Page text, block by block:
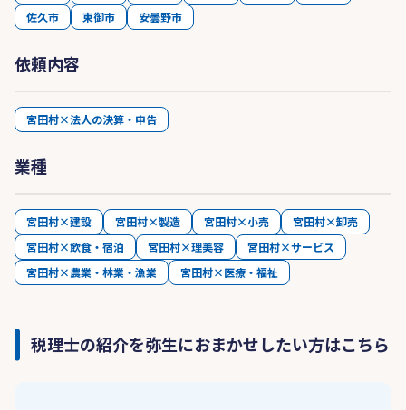
佐久市
東御市 安曇野市
依頼内容
宮田村×法人の決算・申告
業種
宮田村×建設 宮田村×製造 宮田村×小売
宮田村×卸売
宮田村×飲食・宿泊
宮田村×理美容
宮田村×サービス
宮田村×農業・林業・漁業
宮田村×医療・福祉
税理士の紹介を弥生におまかせしたい方はこちら